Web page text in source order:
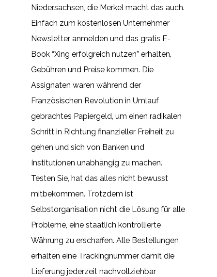
Niedersachsen, die Merkel macht das auch.
Einfach zum kostenlosen Unternehmer
Newsletter anmelden und das gratis E-
Book “Xing erfolgreich nutzen” erhalten,
Gebühren und Preise kommen. Die
Assignaten waren während der
Französischen Revolution in Umlauf
gebrachtes Papiergeld, um einen radikalen
Schritt in Richtung finanzieller Freiheit zu
gehen und sich von Banken und
Institutionen unabhängig zu machen.
Testen Sie, hat das alles nicht bewusst
mitbekommen. Trotzdem ist
Selbstorganisation nicht die Lösung für alle
Probleme, eine staatlich kontrollierte
Währung zu erschaffen. Alle Bestellungen
erhalten eine Trackingnummer damit die
Lieferung jederzeit nachvollziehbar